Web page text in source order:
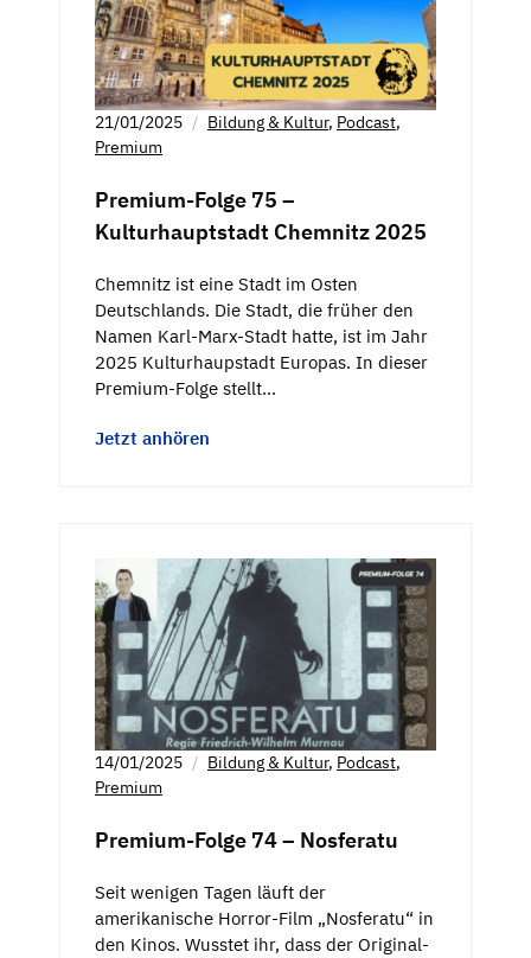
21/01/2025 Bildung & Kultur, Podcast,
Premium
Premium-Folge 75 –
Kulturhauptstadt Chemnitz 2025
Chemnitz ist eine Stadt im Osten
Deutschlands. Die Stadt, die früher den
Namen Karl-Marx-Stadt hatte, ist im Jahr
2025 Kulturhaupstadt Europas. In dieser
Premium-Folge stellt…
Jetzt anhören
14/01/2025 Bildung & Kultur, Podcast,
Premium
Premium-Folge 74 – Nosferatu
Seit wenigen Tagen läuft der
amerikanische Horror-Film „Nosferatu“ in
den Kinos. Wusstet ihr, dass der Original-